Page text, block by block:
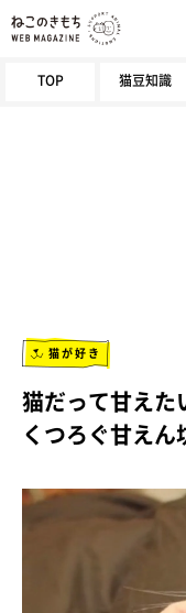
TOP 猫豆知識
猫が好き
猫だって甘え
くつろぐ甘えん